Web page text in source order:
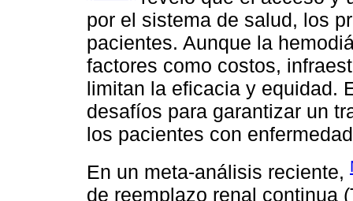
por el sistema de salud, los
pacientes. Aunque la
factores como costos,
limitan la eficacia y equidad.
desafíos para garantizar un
los pacientes con
En un meta-análisis reciente,
de reemplazo renal continua